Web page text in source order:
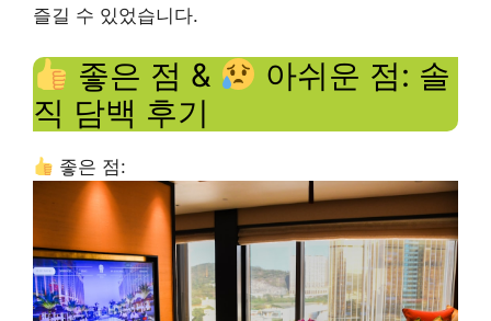
즐길 수 있었습니다.
좋은 점 &
아쉬운 점: 솔
직 담백 후기
좋은 점: